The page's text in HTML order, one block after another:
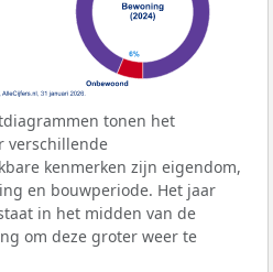
tonen het
verschillende
kenmerken zijn eigendom,
en bouwperiode. Het jaar
in het midden van de
om deze groter weer te